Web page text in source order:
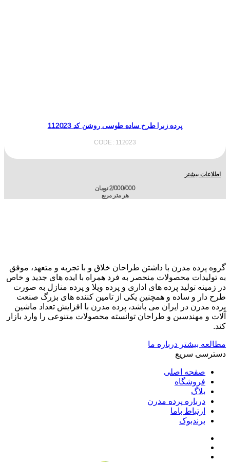
پرده زبرا طرح ساده طوسی روشن کد 112023
CODE : 112023
اطلاعات بیشتر
2/000/000تومان
هر متر مربع
گروه پرده مدرن با داشتن طراحان خلاق و با تجربه و متعهد، موفق
به تولیدات محصولات منحصر به فرد همراه با ایده های جدید و خاص
در زمینه تولید پرده های اداری و پرده ویلا و پرده منازل به صورت
طرح دار و ساده و همچنین یکی از تامین کننده های بزرگ صنعت
پرده مدرن در ایران می باشد، پرده مدرن با افزایش تعداد ماشین
آلات و مهندسین و طراحان توانسته محصولات متنوعی را وارد بازار
کند.
مطالعه بیشتر درباره ما
دسترسی سریع
صفحه اصلی
فروشگاه
بلاگ
درباره پرده مدرن
ارتباط باما
برندبوک